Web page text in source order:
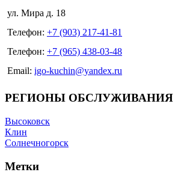
ул. Мира д. 18
Телефон: +7 (903) 217-41-81
Телефон: +7 (965) 438-03-48
Email: igo-kuchin@yandex.ru
РЕГИОНЫ ОБСЛУЖИВАНИЯ
Высоковск
Клин
Солнечногорск
Метки